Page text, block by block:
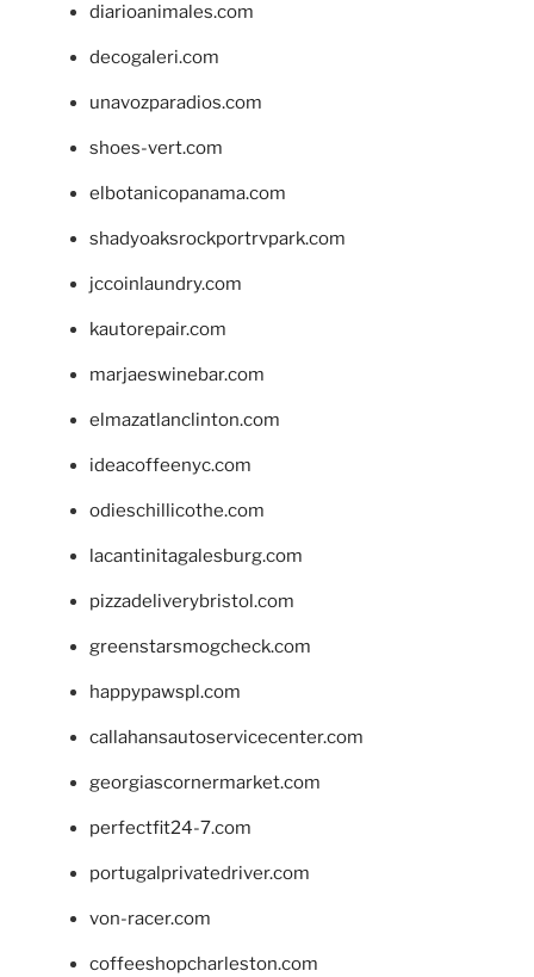
diarioanimales.com
decogaleri.com
unavozparadios.com
shoes-vert.com
elbotanicopanama.com
shadyoaksrockportrvpark.com
jccoinlaundry.com
kautorepair.com
marjaeswinebar.com
elmazatlanclinton.com
ideacoffeenyc.com
odieschillicothe.com
lacantinitagalesburg.com
pizzadeliverybristol.com
greenstarsmogcheck.com
happypawspl.com
callahansautoservicecenter.com
georgiascornermarket.com
perfectfit24-7.com
portugalprivatedriver.com
von-racer.com
coffeeshopcharleston.com